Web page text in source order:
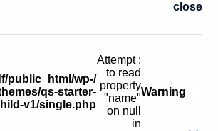
English
close
Warning
: Attempt
to read
property
"name"
on null
in
public_html/wp-
qs-starter-
v1/single.php